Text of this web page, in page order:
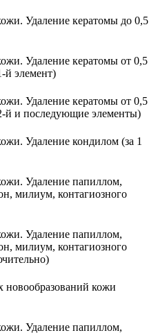
Удаление кератомы до 0,5
Удаление кератомы от 0,5
й элемент)
Удаление кератомы от 0,5
й и последующие элементы)
Удаление кондилом (за 1
Удаление папиллом,
милиум, контагиозного
Удаление папиллом,
милиум, контагиозного
новообразований кожи
Удаление папиллом,